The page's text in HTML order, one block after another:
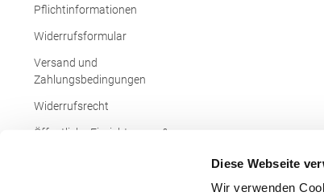
Diese Webseite
Wir verwenden
Pflichtinformationen
Widerrufsformular
Versand und
Zahlungsbedingungen
Widerrufsrecht
Öffentliche Einrichtungen &